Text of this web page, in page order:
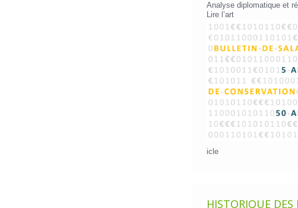
Analyse diplomatique et
Lire l’art
icle
HISTORIQUE DES